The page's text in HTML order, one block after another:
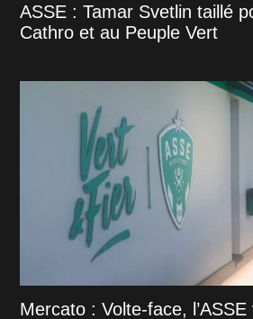
ASSE : Tamar Svetlin taillé
Cathro et au Peuple Vert
Mercato : Volte-face,